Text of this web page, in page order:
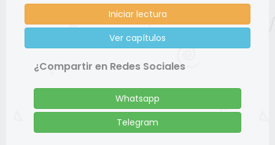
Iniciar lectura
Ver capítulos
¿Compartir en Redes Sociales
Whatsapp
Telegram